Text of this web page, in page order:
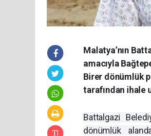
Malatya’nın
amacıyla
Birer dönümlük
tarafından ihale
Battalgazi
dönümlük